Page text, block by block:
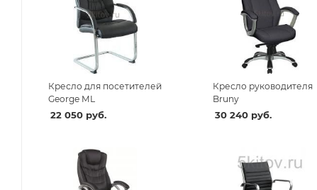
Кресло для посетителей
George ML
22 050руб.
Кресло руководителя
Bruny
30 240 руб.